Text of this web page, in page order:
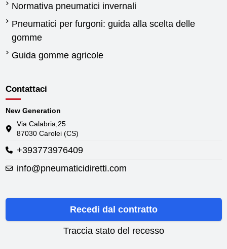
Normativa pneumatici invernali
Pneumatici per furgoni: guida alla scelta delle
gomme
Guida gomme agricole
Contattaci
New Generation
Via Calabria,25
87030 Carolei (CS)
+393773976409
info@pneumaticidiretti.com
Recedi dal contratto
Traccia stato del recesso